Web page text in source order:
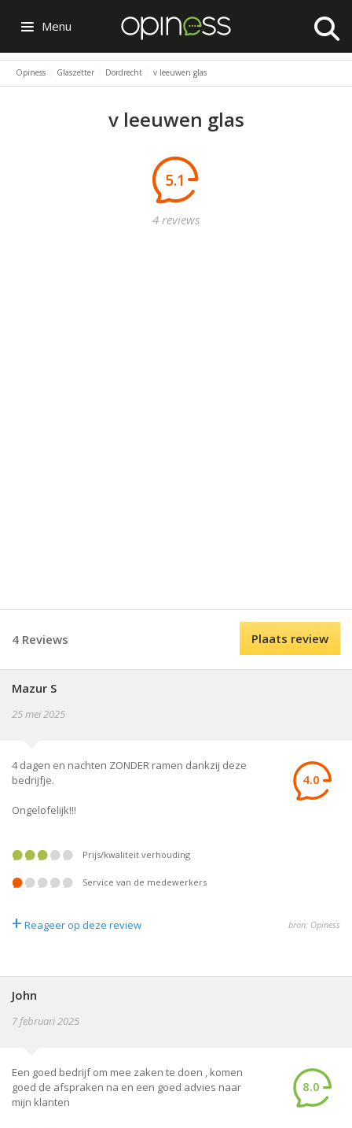
Menu
Opiness Glaszetter Dordrecht v leeuwen glas
v leeuwen glas
5.1
4 reviews
4 Reviews Plaats review
Mazur S
25 mei 2025
4 dagen en nachten ZONDER ramen dankzij deze
bedrijfje.
Ongelofelijk!!!
4.0
prijs/kwaliteit verhouding
service van de medewerkers
+ Reageer op deze review bron: Opiness
John
7 februari 2025
Een goed bedrijf om mee zaken te doen , komen
goed de afspraken na en een goed advies naar
mijn klanten
8.0